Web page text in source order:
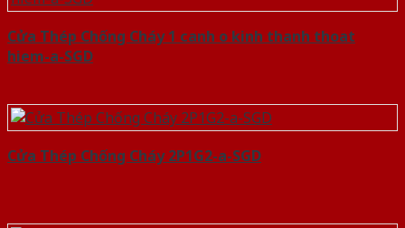
Cửa Thép Chống Cháy 1 canh o kinh thanh thoat
hiem-a-SGD
Cửa Thép Chống Cháy 2P1G2-a-SGD